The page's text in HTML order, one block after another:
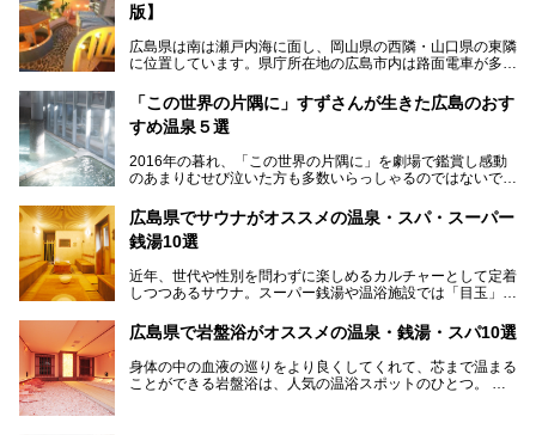
版】
広島県は南は瀬戸内海に面し、岡山県の西隣・山口県の東隣
に位置しています。県庁所在地の広島市内は路面電車が多数
厳島神社と原爆ドームの2つの世界文化遺産があり、年間を
通して多数の観光客が訪れます。工業都市として栄えた呉市
や、坂の町・尾道市など、ゆっくり訪れたい町や観光スポッ
モン、全国にファンが多い広島風お好み焼きなどのグルメも
充実。
銭湯をご紹介します。
「この世界の片隅に」すずさんが生きた広島のおす
すめ温泉５選
2016年の暮れ、「この世界の片隅に」を劇場で鑑賞し感動
のあまりむせび泣いた方も多数いらっしゃるのではないでし
あの夏のヒロシマを生きた主人公すずさんの笑顔が、今もど
こかに輝きつづけていることをふと思い浮かべます。
そんな映画の舞台となった広島県呉市を中心に、広島のおす
広島県でサウナがオススメの温泉・スパ・スーパー
銭湯10選
近年、世代や性別を問わずに楽しめるカルチャーとして定着
しつつあるサウナ。スーパー銭湯や温浴施設では「目玉」と
わりと身体の内部を温めて発汗を促すサウナは、リフレッシ
ュ効果はもちろん、代謝が高まり健康や美容にも良い影響が
期待されます。今回はそんなサウナにこだわった、広島県内
のオススメ温泉・銭湯・スパ10ヶ所を紹介させていただき
ます。
広島県で岩盤浴がオススメの温泉・銭湯・スパ10選
身体の中の血液の巡りをより良くしてくれて、芯まで温まる
ことができる岩盤浴は、人気の温浴スポットのひとつ。